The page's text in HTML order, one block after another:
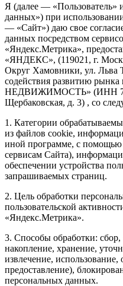
Я (далее — «Пользователь»
данных») при
— «Сайт») даю свое
данных посредством
«Яндекс.Метрика»,
«ЯНДЕКС», (119021, г.
Округ Хамовники, ул. Льва
содействия развитию
НЕДВИЖИМОСТЬ» (ИНН
Щербаковская, д. 3) , со
1. Категории
из файлов cookie,
иной программе, с помощью
сервисам Сайта),
обеспечении устройства
запрашиваемых страниц.
2. Цель обработки
пользовательской
«Яндекс.Метрика».
3. Способы обработки: сбор,
накопление, хранение,
извлечение, использование,
предоставление),
персональных данных.